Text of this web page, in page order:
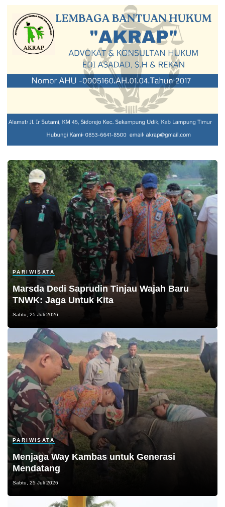
PARIWISATA
Marsda Dedi Saprudin Tinjau Wajah Baru
TNWK: Jaga Untuk Kita
Sabtu, 25 Juli 2026
PARIWISATA
Menjaga Way Kambas untuk Generasi
Mendatang
Sabtu, 25 Juli 2026